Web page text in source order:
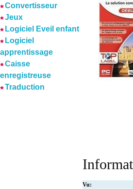
Convertisseur
Jeux
Logiciel Eveil enfant
Logiciel
apprentissage
Caisse
enregistreuse
Traduction
Vu: